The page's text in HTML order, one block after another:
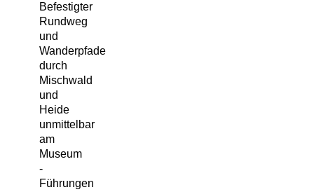
Befestigter
Rundweg
und
Wanderpfade
durch
Mischwald
und
Heide
unmittelbar
am
Museum
-
Führungen